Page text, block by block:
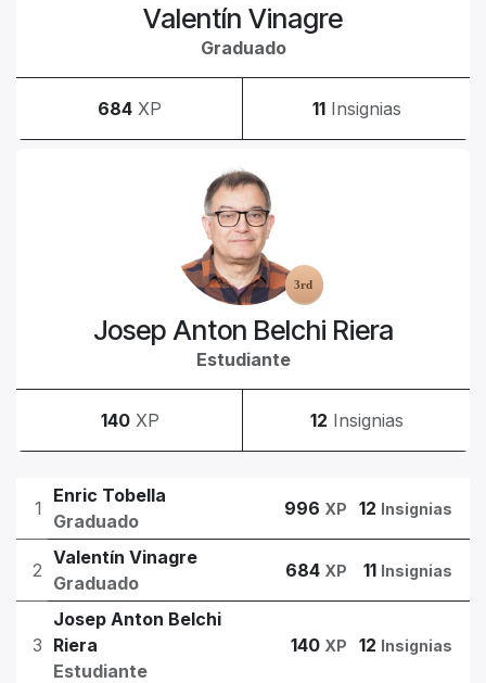
Valentín Vinagre
Graduado
684 XP 11 Insignias
Josep Anton Belchi Riera
Estudiante
140 XP 12 Insignias
1
Enric Tobella
Graduado
996 XP 12 Insignias
2
Valentín Vinagre
Graduado
684 XP 11 Insignias
3
Josep Anton Belchi
Riera
Estudiante
140 XP 12 Insignias